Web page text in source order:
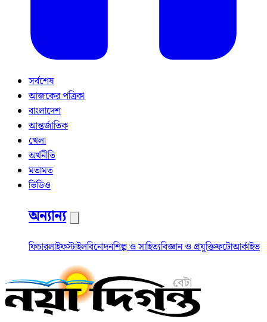
সর্বশেষ
আজকের পত্রিকা
বাংলাদেশ
আন্তর্জাতিক
খেলা
অর্থনীতি
মতামত
ভিডিও
অন্যান্য
ফিচারলাইফস্টাইলবিনোদনশিল্প ও সাহিত্যবিজ্ঞান ও প্রযুক্তিফটোআর্কাইভ